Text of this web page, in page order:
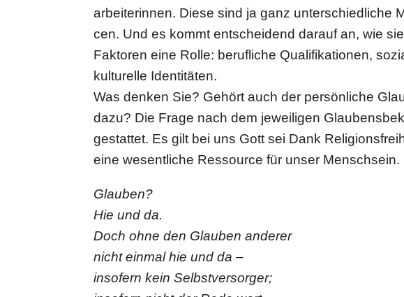
ar­bei­te­rin­nen. Diese sind ja ganz unter­schied­li­che
cen. Und es kommt ent­schei­dend darauf an, wie
Faktoren eine Rolle: beruf­li­che Qua­li­fi­ka­tio­nen,
kul­tu­relle Iden­ti­tä­ten.
Was denken Sie? Gehört auch der per­sön­li­che
dazu? Die Frage nach dem jewei­li­gen
gestat­tet. Es gilt bei uns Gott sei Dank
eine wesent­li­che Res­source für unser Mensch­sein.
Glauben?
Hie und da.
Doch ohne den Glauben anderer
nicht einmal hie und da –
insofern kein Selbst­ver­sor­ger;